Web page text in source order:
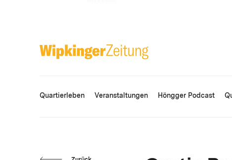
Quartierleben Veranstaltungen Höngger Podcast